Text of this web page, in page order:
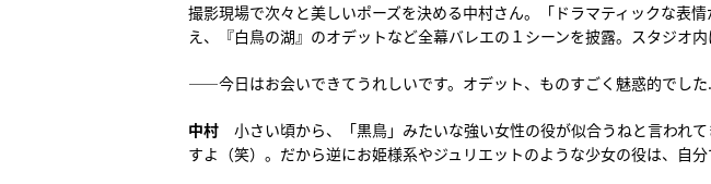
撮影現場で次々と美しいポーズを決める中村さん。「ドラマティックな表
え、『白鳥の湖』のオデットなど全幕バレエの１シーンを披露。スタジオ内
――今日はお会いできてうれしいです。オデット、ものすごく魅惑的でした
中村 小さい頃から、「黒鳥」みたいな強い女性の役が似合うねと言われ
すよ（笑）。だから逆にお姫様系やジュリエットのような少女の役は、自分